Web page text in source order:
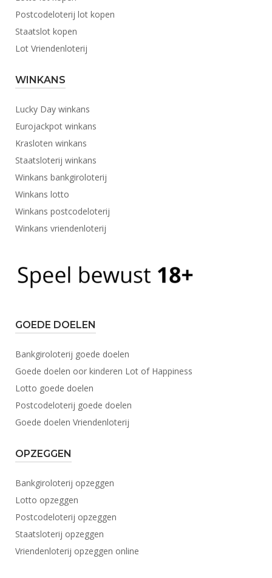
Postcodeloterij lot kopen
Staatslot kopen
Lot Vriendenloterij
WINKANS
Lucky Day winkans
Eurojackpot winkans
Krasloten winkans
Staatsloterij winkans
Winkans bankgiroloterij
Winkans lotto
Winkans postcodeloterij
Winkans vriendenloterij
GOEDE DOELEN
Bankgiroloterij goede doelen
Goede doelen oor kinderen Lot of Happiness
Lotto goede doelen
Postcodeloterij goede doelen
Goede doelen Vriendenloterij
OPZEGGEN
Bankgiroloterij opzeggen
Lotto opzeggen
Postcodeloterij opzeggen
Staatsloterij opzeggen
Vriendenloterij opzeggen online